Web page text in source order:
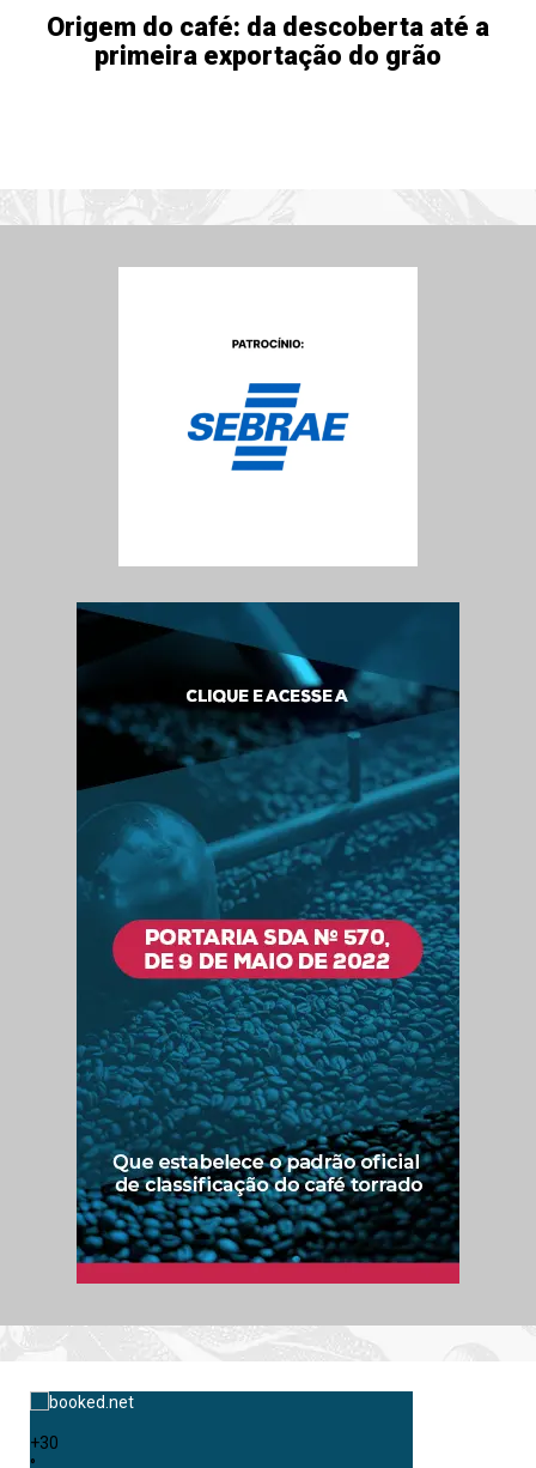
+30
Origem do café: da descoberta até a
primeira exportação do grão